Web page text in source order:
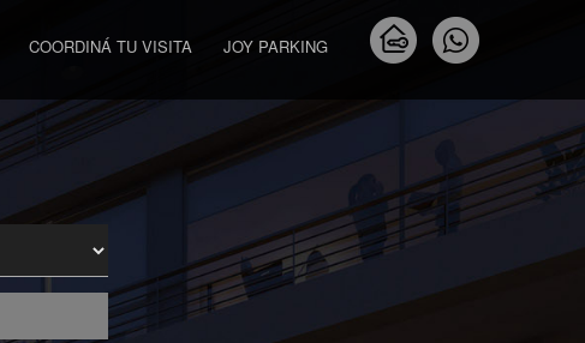
COORDINÁ TU VISITA JOY PARKING